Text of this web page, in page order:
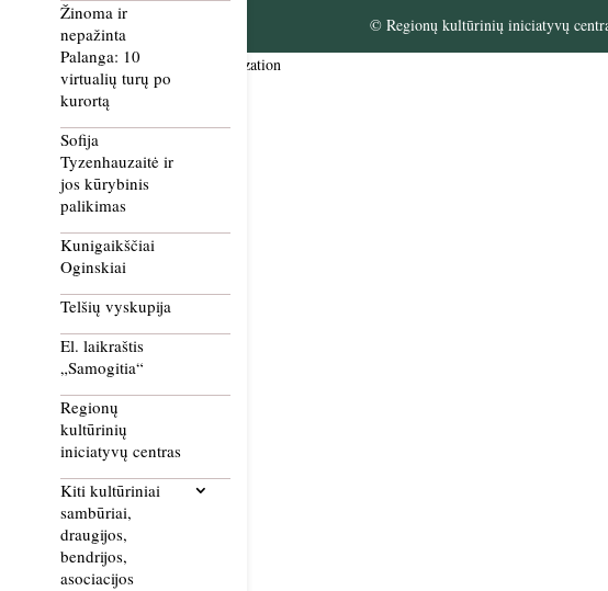
Žinoma ir
nepažinta
Palanga: 10
virtualių turų po
kurortą
Sofija
Tyzenhauzaitė ir
jos kūrybinis
palikimas
Kunigaikščiai
Oginskiai
Telšių vyskupija
El. laikraštis
„Samogitia“
Regionų
kultūrinių
iniciatyvų centras
Kiti kultūriniai
sambūriai,
draugijos,
bendrijos,
asociacijos
© Regionų kultūrinių iniciatyvų
Smush Image Compression and Optimization